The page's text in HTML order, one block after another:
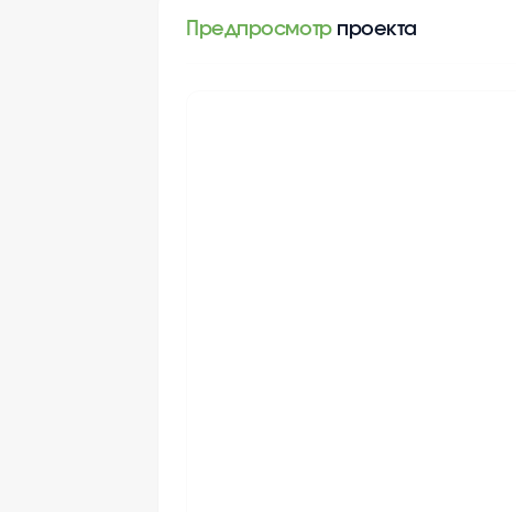
Предпросмотр проекта